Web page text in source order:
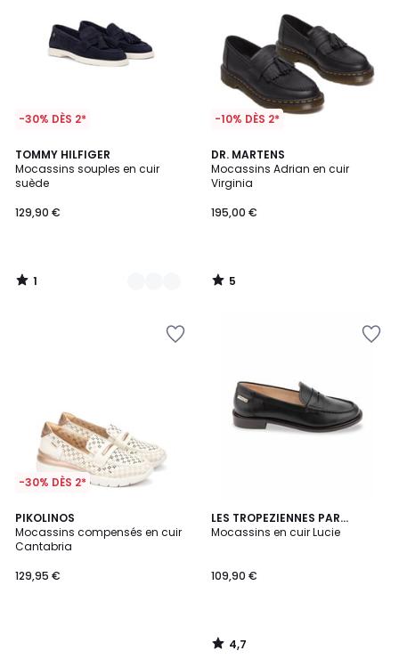
-30% DÈS 2*
TOMMY HILFIGER
Mocassins souples en cuir
suède
129,90 €
1
/
5
2
Couleurs
1
/
-10% DÈS 2*
DR. MARTENS
Mocassins Adrian en cuir
Virginia
195,00 €
5
/
5
5
/
-30% DÈS 2*
PIKOLINOS
Mocassins compensés en cuir
Cantabria
129,95 €
LES TROPEZIENNES PAR
M.BELARBI
Mocassins en cuir Lucie
109,90 €
4,7
/ 5
4,7
/